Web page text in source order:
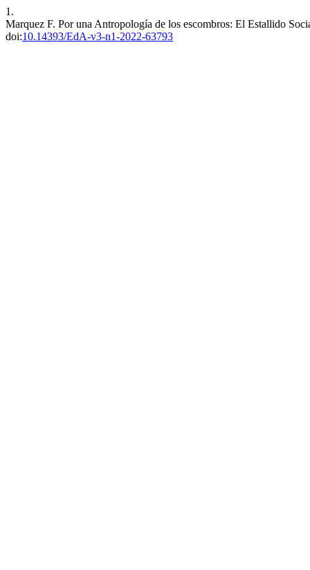
1.
Marquez F. Por una Antropología de los escombros: El Estallido
doi:10.14393/EdA-v3-n1-2022-63793